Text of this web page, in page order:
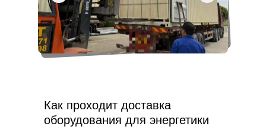
Как проходит доставка
оборудования для энергетики